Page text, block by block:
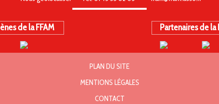
de la FFAM Partenaires de la
PLAN DU SITE
MENTIONS LÉGALES
CONTACT